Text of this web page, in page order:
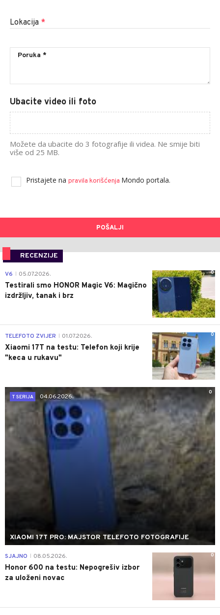
Lokacija *
Ubacite video ili foto
Možete da ubacite do 3 fotografije ili videa. Ne smije biti
više od 25 MB.
Pristajete na pravila korišćenja Mondo portala.
POŠALJI
RECENZIJE
0
V6 05.07.2026.
Testirali smo HONOR Magic V6: Magično
izdržljiv, tanak i brz
0
TELEFOTO ZVIJER 01.07.2026.
Xiaomi 17T na testu: Telefon koji krije
"keca u rukavu"
0
T SERIJA
04.06.2026.
XIAOMI 17T PRO: MAJSTOR TELEFOTO FOTOGRAFIJE
0
SJAJNO 08.05.2026.
Honor 600 na testu: Nepogrešiv izbor
za uloženi novac